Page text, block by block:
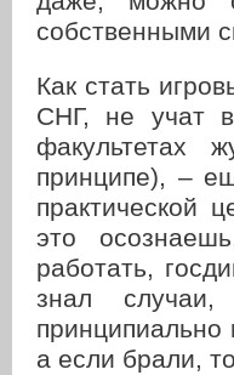
собственными
Как стать
СНГ, не учат
факультетах
принципе), –
практической
это
работать,
знал
принципиально
а если брали,